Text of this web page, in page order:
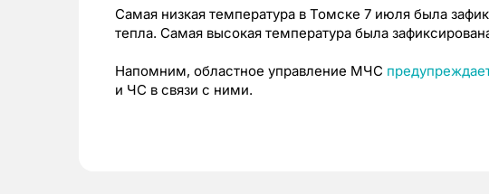
Самая низкая температура в Томске 7 июля была
тепла. Самая высокая температура была
Напомним, областное управление МЧС
и ЧС в связи с ними.